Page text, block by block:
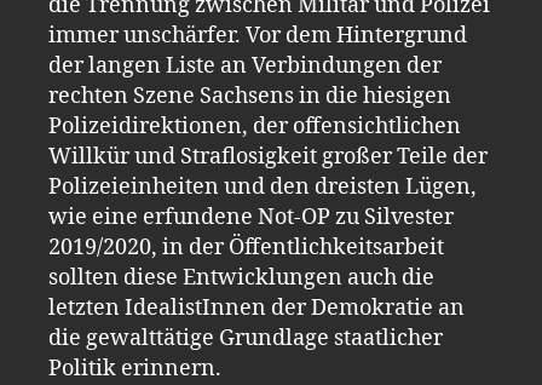
immer unschärfer. Vor dem Hintergrund
der langen Liste an Verbindungen der
rechten Szene Sachsens in die hiesigen
Polizeidirektionen, der offensichtlichen
Willkür und Straflosigkeit großer Teile der
Polizeieinheiten und den dreisten Lügen,
wie eine erfundene Not-OP zu Silvester
2019/2020, in der Öffentlichkeitsarbeit
sollten diese Entwicklungen auch die
letzten IdealistInnen der Demokratie an
die gewalttätige Grundlage staatlicher
Politik erinnern.